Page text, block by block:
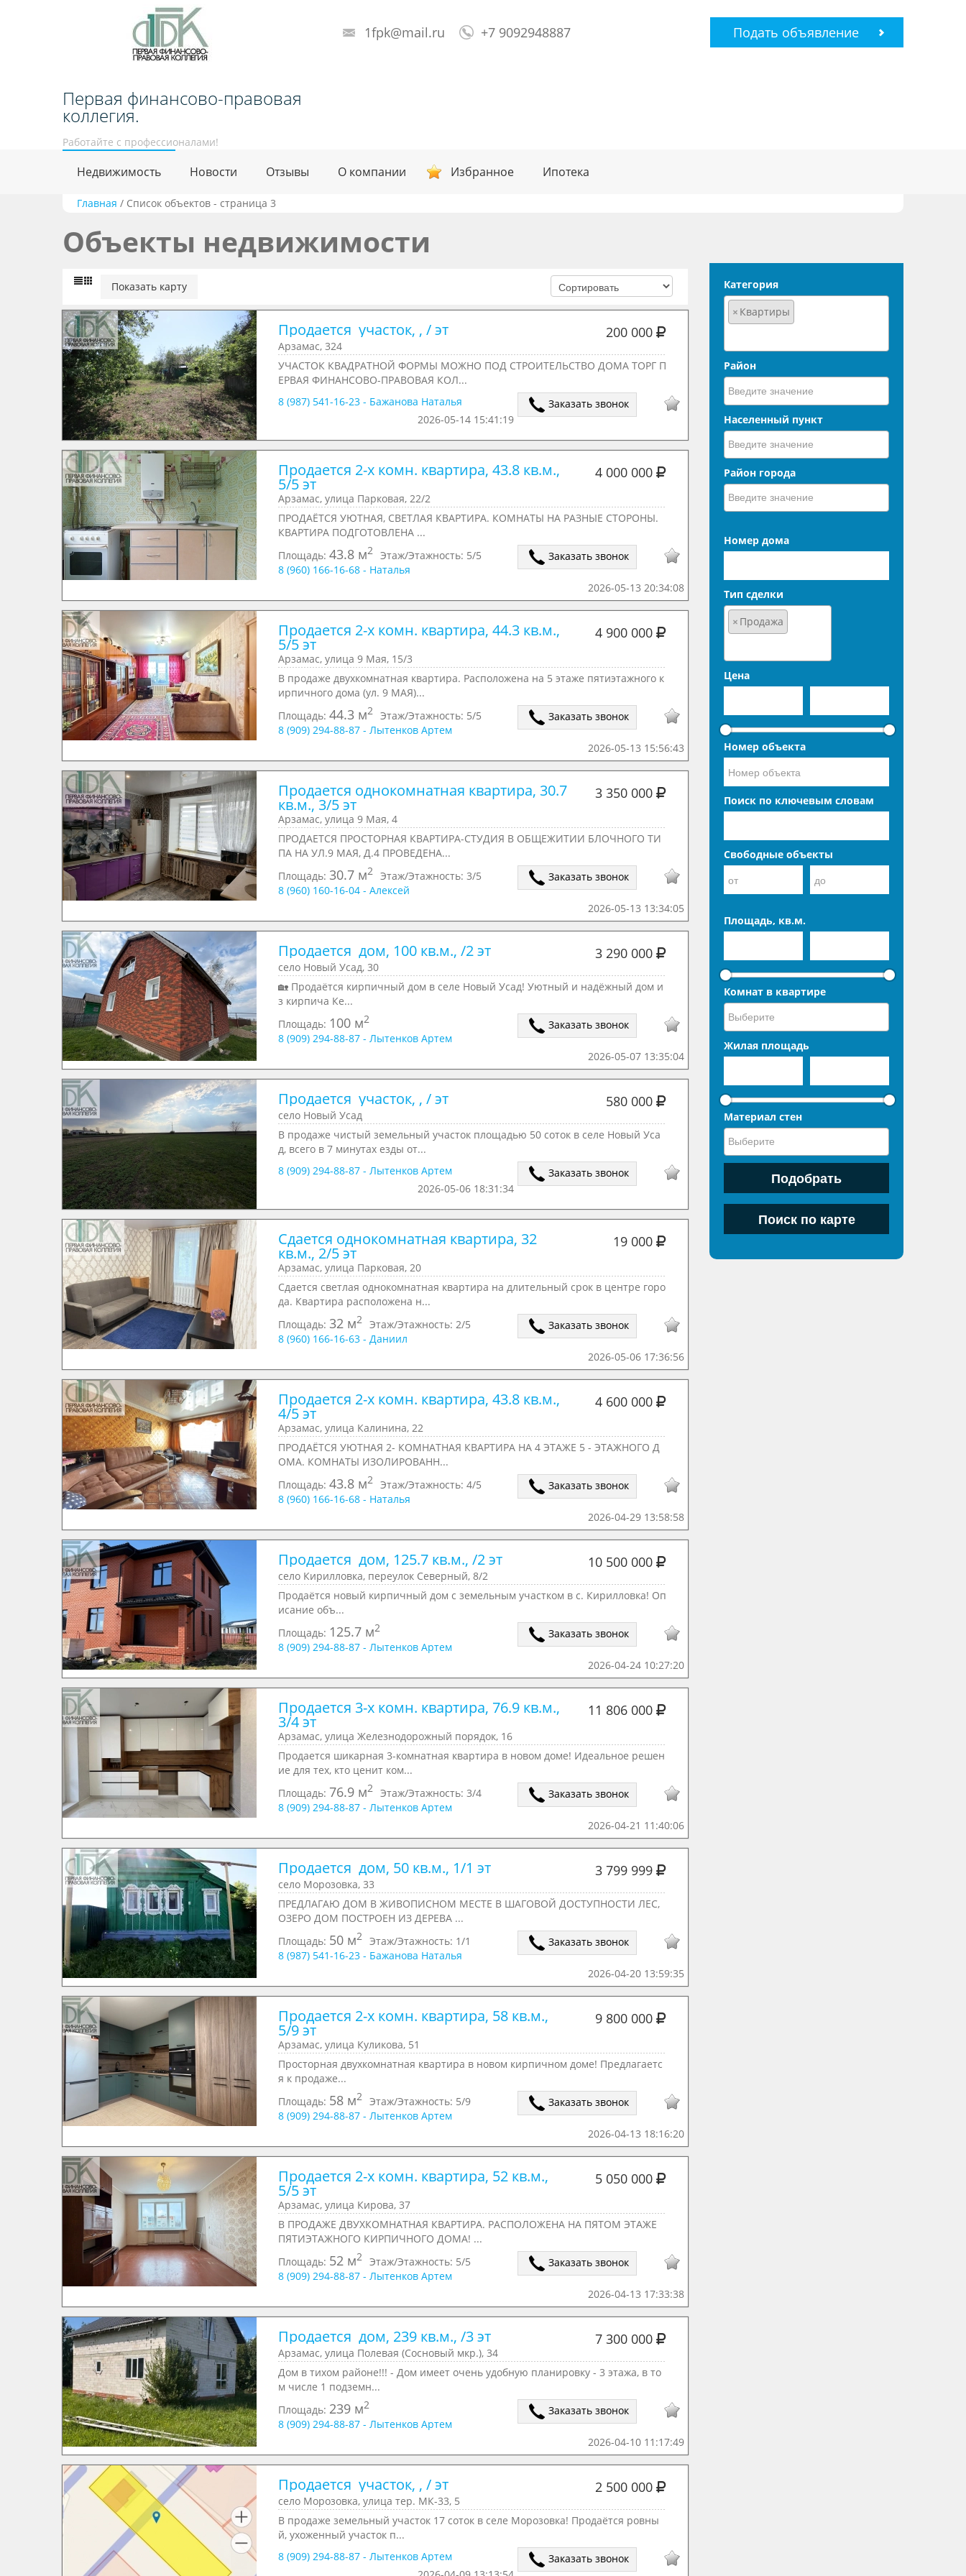
Первая финансово-правовая
коллегия.
Работайте с профессионалами!
1fpk@mail.ru +7 9092948887 Подать объявление
Недвижимость Новости Отзывы О компании Избранное Ипотека
Главная / Список объектов - страница 3
Объекты недвижимости
Показать карту
Продается  участок, , / эт 200 000
Арзамас, 324
УЧАСТОК КВАДРАТНОЙ ФОРМЫ МОЖНО ПОД СТРОИТЕЛЬСТВО ДОМА ТОРГ П
ЕРВАЯ ФИНАНСОВО-ПРАВОВАЯ КОЛ...
Заказать звонок
8 (987) 541-16-23 - Бажанова Наталья
2026-05-14 15:41:19
Продается 2-х комн. квартира, 43.8 кв.м.,
5/5 эт
4 000 000
Арзамас, улица Парковая, 22/2
ПРОДАЁТСЯ УЮТНАЯ, СВЕТЛАЯ КВАРТИРА. КОМНАТЫ НА РАЗНЫЕ СТОРОНЫ.
КВАРТИРА ПОДГОТОВЛЕНА ...
Площадь: 43.8 м2 Этаж/Этажность: 5/5
Заказать звонок
8 (960) 166-16-68 - Наталья
2026-05-13 20:34:08
Продается 2-х комн. квартира, 44.3 кв.м.,
5/5 эт
4 900 000
Арзамас, улица 9 Мая, 15/3
В продаже двухкомнатная квартира. Расположена на 5 этаже пятиэтажного к
ирпичного дома (ул. 9 МАЯ)...
Площадь: 44.3 м2 Этаж/Этажность: 5/5
Заказать звонок
8 (909) 294-88-87 - Лытенков Артем
2026-05-13 15:56:43
Продается однокомнатная квартира, 30.7
кв.м., 3/5 эт
3 350 000
Арзамас, улица 9 Мая, 4
ПРОДАЕТСЯ ПРОСТОРНАЯ КВАРТИРА-СТУДИЯ В ОБЩЕЖИТИИ БЛОЧНОГО ТИ
ПА НА УЛ.9 МАЯ, Д.4 ПРОВЕДЕНА...
Площадь: 30.7 м2 Этаж/Этажность: 3/5
Заказать звонок
8 (960) 160-16-04 - Алексей
2026-05-13 13:34:05
Продается  дом, 100 кв.м., /2 эт 3 290 000
село Новый Усад, 30
🏡 Продаётся кирпичный дом в селе Новый Усад! Уютный и надёжный дом и
з кирпича Ке...
Площадь: 100 м2
Заказать звонок
8 (909) 294-88-87 - Лытенков Артем
2026-05-07 13:35:04
Продается  участок, , / эт 580 000
село Новый Усад
В продаже чистый земельный участок площадью 50 соток в селе Новый Уса
д, всего в 7 минутах езды от...
Заказать звонок
8 (909) 294-88-87 - Лытенков Артем
2026-05-06 18:31:34
Сдается однокомнатная квартира, 32
кв.м., 2/5 эт
19 000
Арзамас, улица Парковая, 20
Сдается светлая однокомнатная квартира на длительный срок в центре горо
да. Квартира расположена н...
Площадь: 32 м2 Этаж/Этажность: 2/5
Заказать звонок
8 (960) 166-16-63 - Даниил
2026-05-06 17:36:56
Продается 2-х комн. квартира, 43.8 кв.м.,
4/5 эт
4 600 000
Арзамас, улица Калинина, 22
ПРОДАЁТСЯ УЮТНАЯ 2- КОМНАТНАЯ КВАРТИРА НА 4 ЭТАЖЕ 5 - ЭТАЖНОГО Д
ОМА. КОМНАТЫ ИЗОЛИРОВАНН...
Площадь: 43.8 м2 Этаж/Этажность: 4/5
Заказать звонок
8 (960) 166-16-68 - Наталья
2026-04-29 13:58:58
Продается  дом, 125.7 кв.м., /2 эт 10 500 000
село Кирилловка, переулок Северный, 8/2
Продаётся новый кирпичный дом с земельным участком в с. Кирилловка! Оп
исание объ...
Площадь: 125.7 м2
Заказать звонок
8 (909) 294-88-87 - Лытенков Артем
2026-04-24 10:27:20
Продается 3-х комн. квартира, 76.9 кв.м.,
3/4 эт
11 806 000
Арзамас, улица Железнодорожный порядок, 16
Продается шикарная 3-комнатная квартира в новом доме! Идеальное решен
ие для тех, кто ценит ком...
Площадь: 76.9 м2 Этаж/Этажность: 3/4
Заказать звонок
8 (909) 294-88-87 - Лытенков Артем
2026-04-21 11:40:06
Продается  дом, 50 кв.м., 1/1 эт 3 799 999
село Морозовка, 33
ПРЕДЛАГАЮ ДОМ В ЖИВОПИСНОМ МЕСТЕ В ШАГОВОЙ ДОСТУПНОСТИ ЛЕС,
ОЗЕРО ДОМ ПОСТРОЕН ИЗ ДЕРЕВА ...
Площадь: 50 м2 Этаж/Этажность: 1/1
Заказать звонок
8 (987) 541-16-23 - Бажанова Наталья
2026-04-20 13:59:35
Продается 2-х комн. квартира, 58 кв.м.,
5/9 эт
9 800 000
Арзамас, улица Куликова, 51
Просторная двухкомнатная квартира в новом кирпичном доме! Предлагаетс
я к продаже...
Площадь: 58 м2 Этаж/Этажность: 5/9
Заказать звонок
8 (909) 294-88-87 - Лытенков Артем
2026-04-13 18:16:20
Продается 2-х комн. квартира, 52 кв.м.,
5/5 эт
5 050 000
Арзамас, улица Кирова, 37
В ПРОДАЖЕ ДВУХКОМНАТНАЯ КВАРТИРА. РАСПОЛОЖЕНА НА ПЯТОМ ЭТАЖЕ
ПЯТИЭТАЖНОГО КИРПИЧНОГО ДОМА! ...
Площадь: 52 м2 Этаж/Этажность: 5/5
Заказать звонок
8 (909) 294-88-87 - Лытенков Артем
2026-04-13 17:33:38
Продается  дом, 239 кв.м., /3 эт 7 300 000
Арзамас, улица Полевая (Сосновый мкр.), 34
Дом в тихом районе!!! - Дом имеет очень удобную планировку - 3 этажа, в то
м числе 1 подземн...
Площадь: 239 м2
Заказать звонок
8 (909) 294-88-87 - Лытенков Артем
2026-04-10 11:17:49
Продается  участок, , / эт 2 500 000
село Морозовка, улица тер. МК-33, 5
В продаже земельный участок 17 соток в селе Морозовка! Продаётся ровны
й, ухоженный участок п...
Заказать звонок
8 (909) 294-88-87 - Лытенков Артем
Категория
× Квартиры
Район
Населенный пункт
Район города
Номер дома
Тип сделки
× Продажа
Цена
Номер объекта
Поиск по ключевым словам
Свободные объекты
Площадь, кв.м.
Комнат в квартире
Жилая площадь
Материал стен